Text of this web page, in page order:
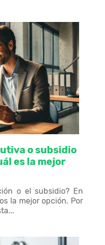
o subsidio
es la mejor
o el subsidio? En
la mejor opción. Por